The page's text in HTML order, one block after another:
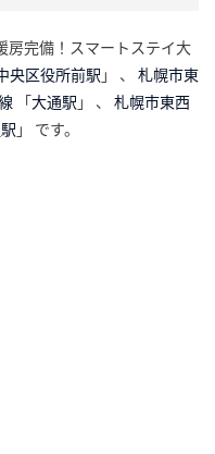
完備！スマートステイ大
央区役所前駅」 、 札幌市東
「大通駅 」 、 札幌市東西
」 です。